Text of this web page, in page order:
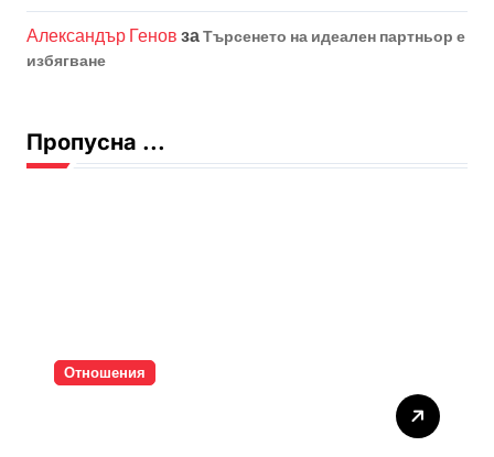
Александър Генов заТърсенето на идеален партньор е
избягване
Пропусна ...
Отношения